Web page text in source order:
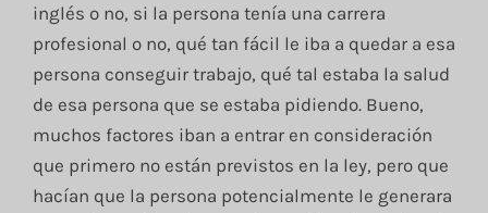
inglés o no, si la persona tenía una carrera
profesional o no, qué tan fácil le iba a quedar a esa
persona conseguir trabajo, qué tal estaba la salud
de esa persona que se estaba pidiendo. Bueno,
muchos factores iban a entrar en consideración
que primero no están previstos en la ley, pero que
hacían que la persona potencialmente le generara